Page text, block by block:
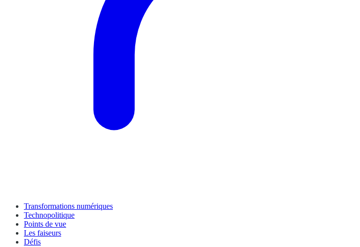
Transformations numériques
Technopolitique
Points de vue
Les faiseurs
Défis